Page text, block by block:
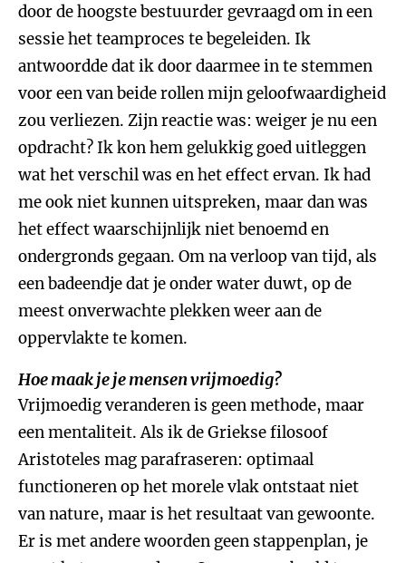
door de hoogste bestuurder gevraagd om in een
sessie het teamproces te begeleiden. Ik
antwoordde dat ik door daarmee in te stemmen
voor een van beide rollen mijn geloofwaardigheid
zou verliezen. Zijn reactie was: weiger je nu een
opdracht? Ik kon hem gelukkig goed uitleggen
wat het verschil was en het effect ervan. Ik had
me ook niet kunnen uitspreken, maar dan was
het effect waarschijnlijk niet benoemd en
ondergronds gegaan. Om na verloop van tijd, als
een badeendje dat je onder water duwt, op de
meest onverwachte plekken weer aan de
oppervlakte te komen.
Hoe maak je je mensen vrijmoedig?
Vrijmoedig veranderen is geen methode, maar
een mentaliteit. Als ik de Griekse filosoof
Aristoteles mag parafraseren: optimaal
functioneren op het morele vlak ontstaat niet
van nature, maar is het resultaat van gewoonte.
Er is met andere woorden geen stappenplan, je